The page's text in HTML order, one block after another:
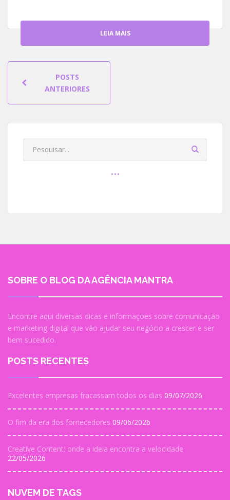
LEIA MAIS
POSTS
NAVIGATION
POSTS
ANTERIORES
SOBRE O BLOG DA AGÊNCIA MANTRA
Encontre aqui diversas dicas e informações sobre comunicação
e marketing digital que vão ajudar seu negócio a crescer e ser
bem sucedido.
POSTS RECENTES
Excelentes empresas fracassam todos os dias 09/07/2026
O fim da era dos fornecedores 09/06/2026
Creative Content: onde a ideia encontra a velocidade
22/05/2026
NUVEM DE TAGS